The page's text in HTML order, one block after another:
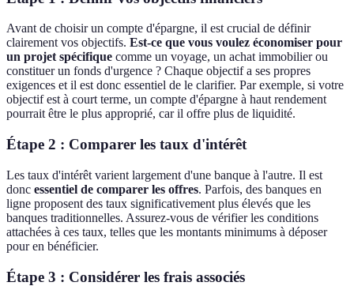
Avant de choisir un compte d'épargne, il est crucial de définir
clairement vos objectifs. Est-ce que vous voulez économiser pour
un projet spécifique comme un voyage, un achat immobilier ou
constituer un fonds d'urgence ? Chaque objectif a ses propres
exigences et il est donc essentiel de le clarifier. Par exemple, si votre
objectif est à court terme, un compte d'épargne à haut rendement
pourrait être le plus approprié, car il offre plus de liquidité.
Étape 2 : Comparer les taux d'intérêt
Les taux d'intérêt varient largement d'une banque à l'autre. Il est
donc essentiel de comparer les offres. Parfois, des banques en
ligne proposent des taux significativement plus élevés que les
banques traditionnelles. Assurez-vous de vérifier les conditions
attachées à ces taux, telles que les montants minimums à déposer
pour en bénéficier.
Étape 3 : Considérer les frais associés